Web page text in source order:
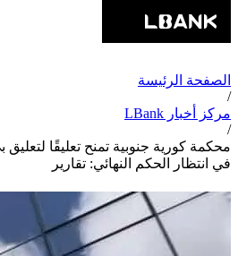
الصفحة الرئيسة
/
مركز أخبار LBank
/
محكمة كورية جنوبية تمنح تعليقًا
في انتظار الحكم النهائي: تقارير